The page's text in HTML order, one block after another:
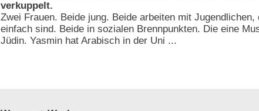
verkuppelt.
Zwei Frauen. Beide jung. Beide arbeiten mit
einfach sind. Beide in sozialen Brennpunkten. Die eine
Jüdin. Yasmin hat Arabisch in der Uni ...